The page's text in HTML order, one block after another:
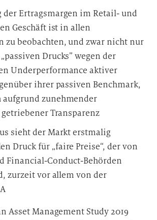
der Ertragsmargen im Retail- und
Geschäft ist in allen
zu beobachten, und zwar nicht nur
Drucks” wegen der
Underperformance aktiver
ihrer passiven Benchmark,
aufgrund zunehmender
Transparenz
sieht der Markt erstmalig
Druck für „faire Preise“, der von
Financial-Conduct-Behörden
zurzeit vor allem von der
Asset Management Study 2019